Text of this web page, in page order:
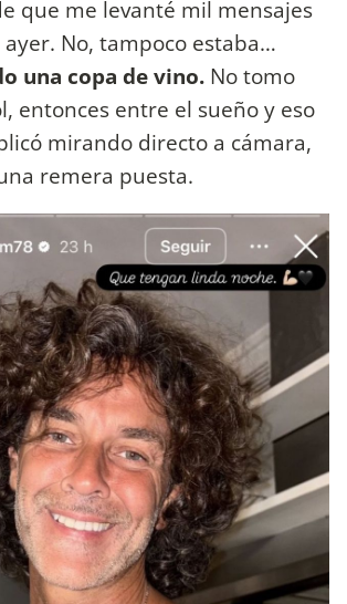
que me levanté mil mensajes
No, tampoco estaba…
una copa de vino. No tomo
entonces entre el sueño y eso
mirando directo a cámara,
remera puesta.